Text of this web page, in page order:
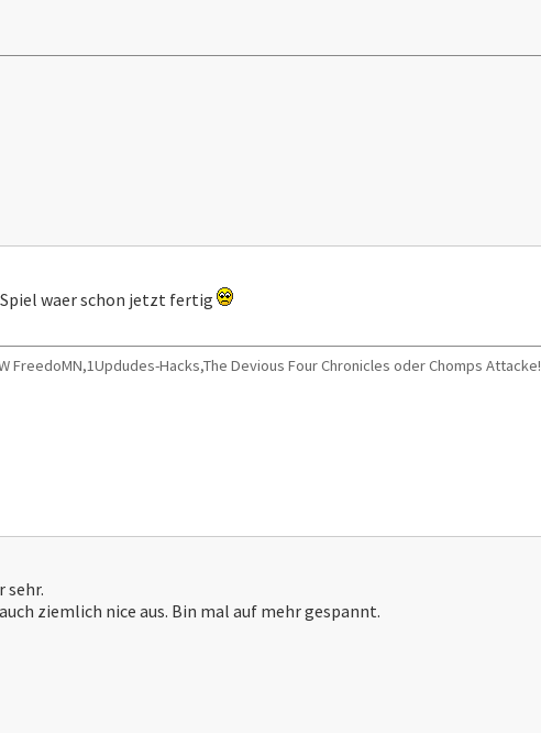
Spiel waer schon jetzt fertig
FreedoMN,1Updudes-Hacks,The Devious Four Chronicles oder Chomps Attacke!
sehr.
ziemlich nice aus. Bin mal auf mehr gespannt.